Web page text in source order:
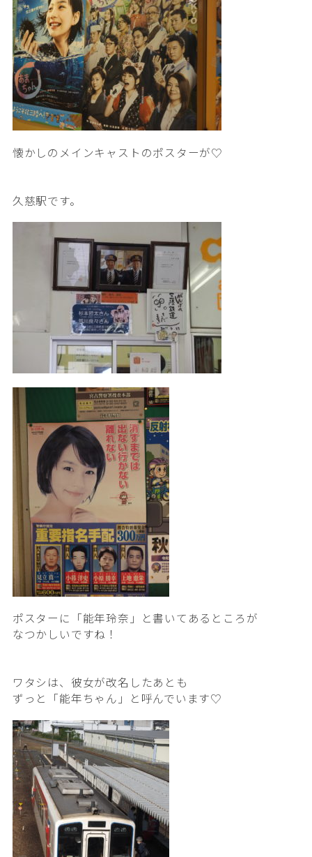
懐かしのメインキャストのポスターが♡
久慈駅です。
ポスターに「能年玲奈」と書いてあるところが
なつかしいですね！
ワタシは、彼女が改名したあとも
ずっと「能年ちゃん」と呼んでいます♡